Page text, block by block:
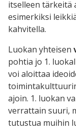
itselleen tärkeitä
esimerkiksi
kahvitella.
Luokan yhteisen
pohtia jo 1.
voi aloittaa
ajoin. 1. luokan
verrattain suuri,
tutustua muihin